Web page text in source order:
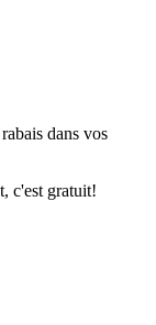
dans vos
c'est gratuit!